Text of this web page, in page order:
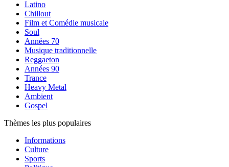
Latino
Chillout
Film et Comédie musicale
Soul
Années 70
Musique traditionnelle
Reggaeton
Années 90
Trance
Heavy Metal
Ambient
Gospel
Thèmes les plus populaires
Informations
Culture
Sports